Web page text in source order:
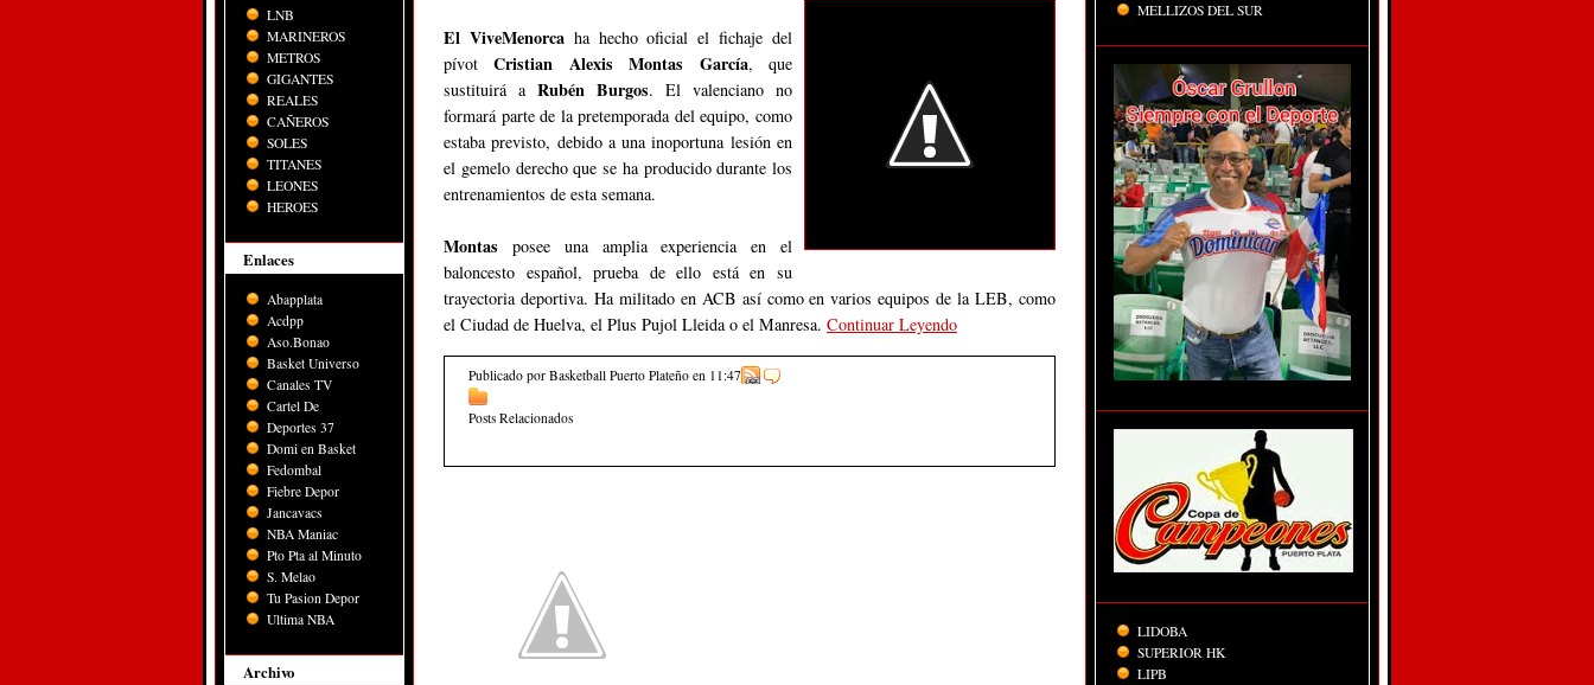
LNB
MARINEROS
METROS
GIGANTES
REALES
CAÑEROS
SOLES
TITANES
LEONES
HEROES
Enlaces
Abapplata
Acdpp
Aso.Bonao
Basket Universo
Canales TV
Cartel De
Deportes 37
Domi en Basket
Fedombal
Fiebre Depor
Jancavacs
NBA Maniac
Pto Pta al Minuto
S. Melao
Tu Pasion Depor
Ultima NBA
Archivo
El ViveMenorcaha hecho oficial el fichaje del
pívotCristian Alexis Montas García, que
sustituirá a Rubén Burgos. El valenciano no
formará parte de la pretemporada del equipo, como
estaba previsto, debido a una inoportuna lesión en
el gemelo derecho que se ha producido durante los
entrenamientos de esta semana.
Montas posee una amplia experiencia en el
baloncesto español, prueba de ello está en su
trayectoria deportiva. Ha militado en ACB así como en varios equipos de la LEB, como
el Ciudad de Huelva, el Plus Pujol Lleida o el Manresa. Continuar Leyendo
Publicado por Basketball Puerto Plateño en 11:47
Posts Relacionados
MELLIZOS DEL SUR
LIDOBA
SUPERIOR HK
LIPB